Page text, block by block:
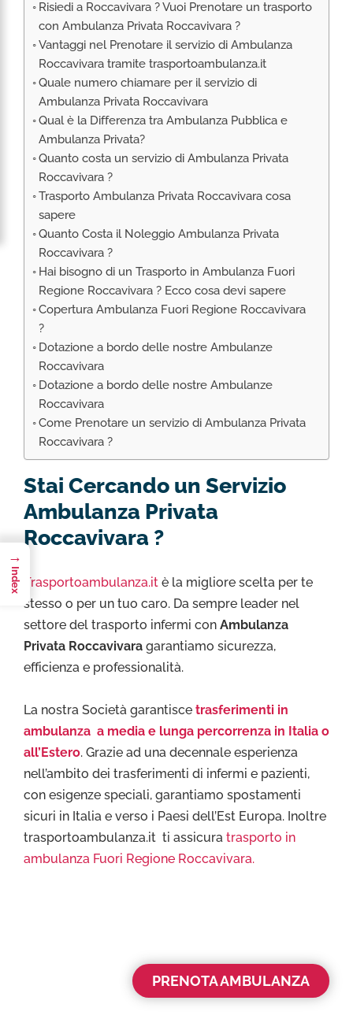
RIMPATRIO SANITARIO ITALIA
AMBULANZA SET CINEMATOGRAFICI
VOLO SANITARIO
TRASPORTO SANITARIO: VOLI DI LINEA,
ELIAMBULANZA ED AMBULANZA
TRASPORTO ECMO O CIRCOLAZIONE
EXTRACORPOREA
TRASPORTO PER NEONATI E PEDIATRICO
Risiedi a Roccavivara ? Vuoi Prenotare un trasporto
con Ambulanza Privata Roccavivara ?
Vantaggi nel Prenotare il servizio di Ambulanza
Roccavivara tramite trasportoambulanza.it
Quale numero chiamare per il servizio di
Ambulanza Privata Roccavivara
Qual è la Differenza tra Ambulanza Pubblica e
Ambulanza Privata?
Quanto costa un servizio di Ambulanza Privata
Roccavivara ?
Trasporto Ambulanza Privata Roccavivara cosa
sapere
Quanto Costa il Noleggio Ambulanza Privata
Roccavivara ?
Hai bisogno di un Trasporto in Ambulanza Fuori
Regione Roccavivara ? Ecco cosa devi sapere
Copertura Ambulanza Fuori Regione Roccavivara
?
Dotazione a bordo delle nostre Ambulanze
Roccavivara
Dotazione a bordo delle nostre Ambulanze
Roccavivara
Come Prenotare un servizio di Ambulanza Privata
Roccavivara ?
Stai Cercando un Servizio
Ambulanza Privata
Roccavivara ?
Trasportoambulanza.it è la migliore scelta per te
stesso o per un tuo caro. Da sempre leader nel
settore del trasporto infermi con Ambulanza
Privata Roccavivara garantiamo sicurezza,
efficienza e professionalità.
La nostra Società garantisce trasferimenti in
ambulanza a media e lunga percorrenza in Italia o
all’Estero. Grazie ad una decennale esperienza
nell’ambito dei trasferimenti di infermi e pazienti,
con esigenze speciali, garantiamo spostamenti
sicuri in Italia e verso i Paesi dell’Est Europa. Inoltre
trasportoambulanza.it ti assicura trasporto in
ambulanza Fuori Regione Roccavivara.
PRENOTA AMBULANZA
→
Index